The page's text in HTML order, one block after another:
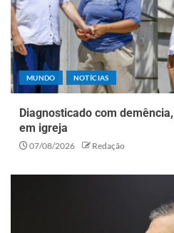
MUNDO NOTÍCIAS
Diagnosticado com
em igreja
07/08/2026 Redação